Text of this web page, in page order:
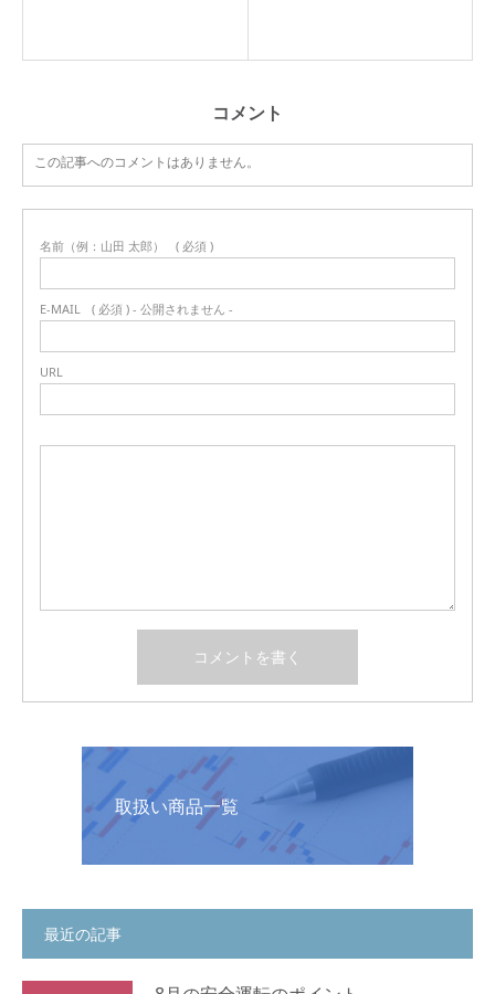
コメント
この記事へのコメントはありません。
名前（例：山田 太郎） ( 必須 )
E-MAIL ( 必須 ) - 公開されません -
URL
取扱い商品一覧
最近の記事